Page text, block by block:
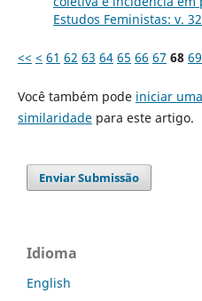
Estudos Feministas: v.
<< < 61 62 63 64 65 66 67 68 69
Você também pode iniciar
similaridadepara este artigo.
Enviar Submissão
Idioma
English